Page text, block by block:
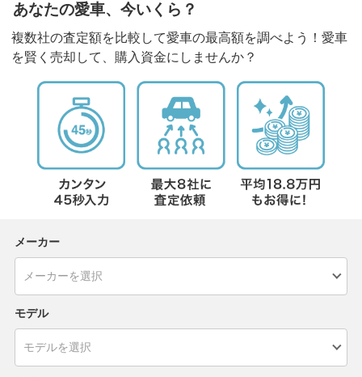
あなたの愛車、今いくら？
複数社の査定額を比較して愛車の最高額を調べよう！愛車
を賢く売却して、購入資金にしませんか？
メーカー
モデル